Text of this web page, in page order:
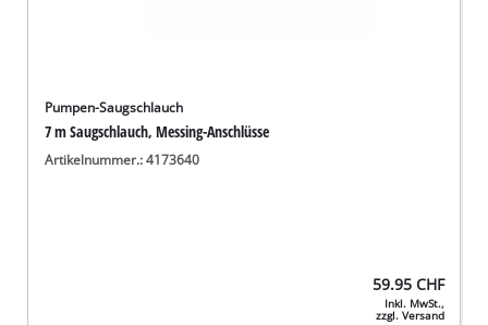
Pumpen-Saugschlauch
7 m Saugschlauch, Messing-Anschlüsse
Artikelnummer.: 4173640
59.95 CHF
Inkl. MwSt.,
zzgl. Versand